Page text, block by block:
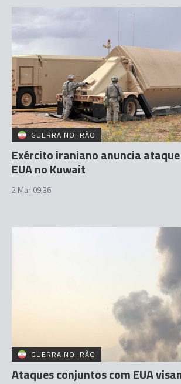
GUERRA NO IRÃO
Exército iraniano anuncia
EUA no Kuwait
2 Mar 09:36
GUERRA NO IRÃO
Ataques conjuntos com EUA